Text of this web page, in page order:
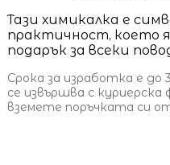
Тази химикалка е
практичност, което
подарък за всеки
Срока за изработка е
се извършва с
вземете поръчката си